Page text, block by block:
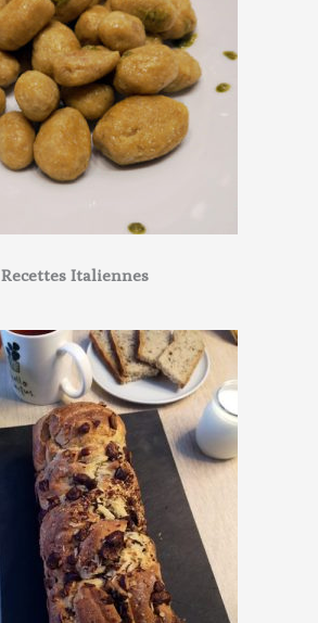
Recettes Italiennes